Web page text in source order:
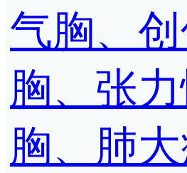
气胸、
胸、张
胸、肺